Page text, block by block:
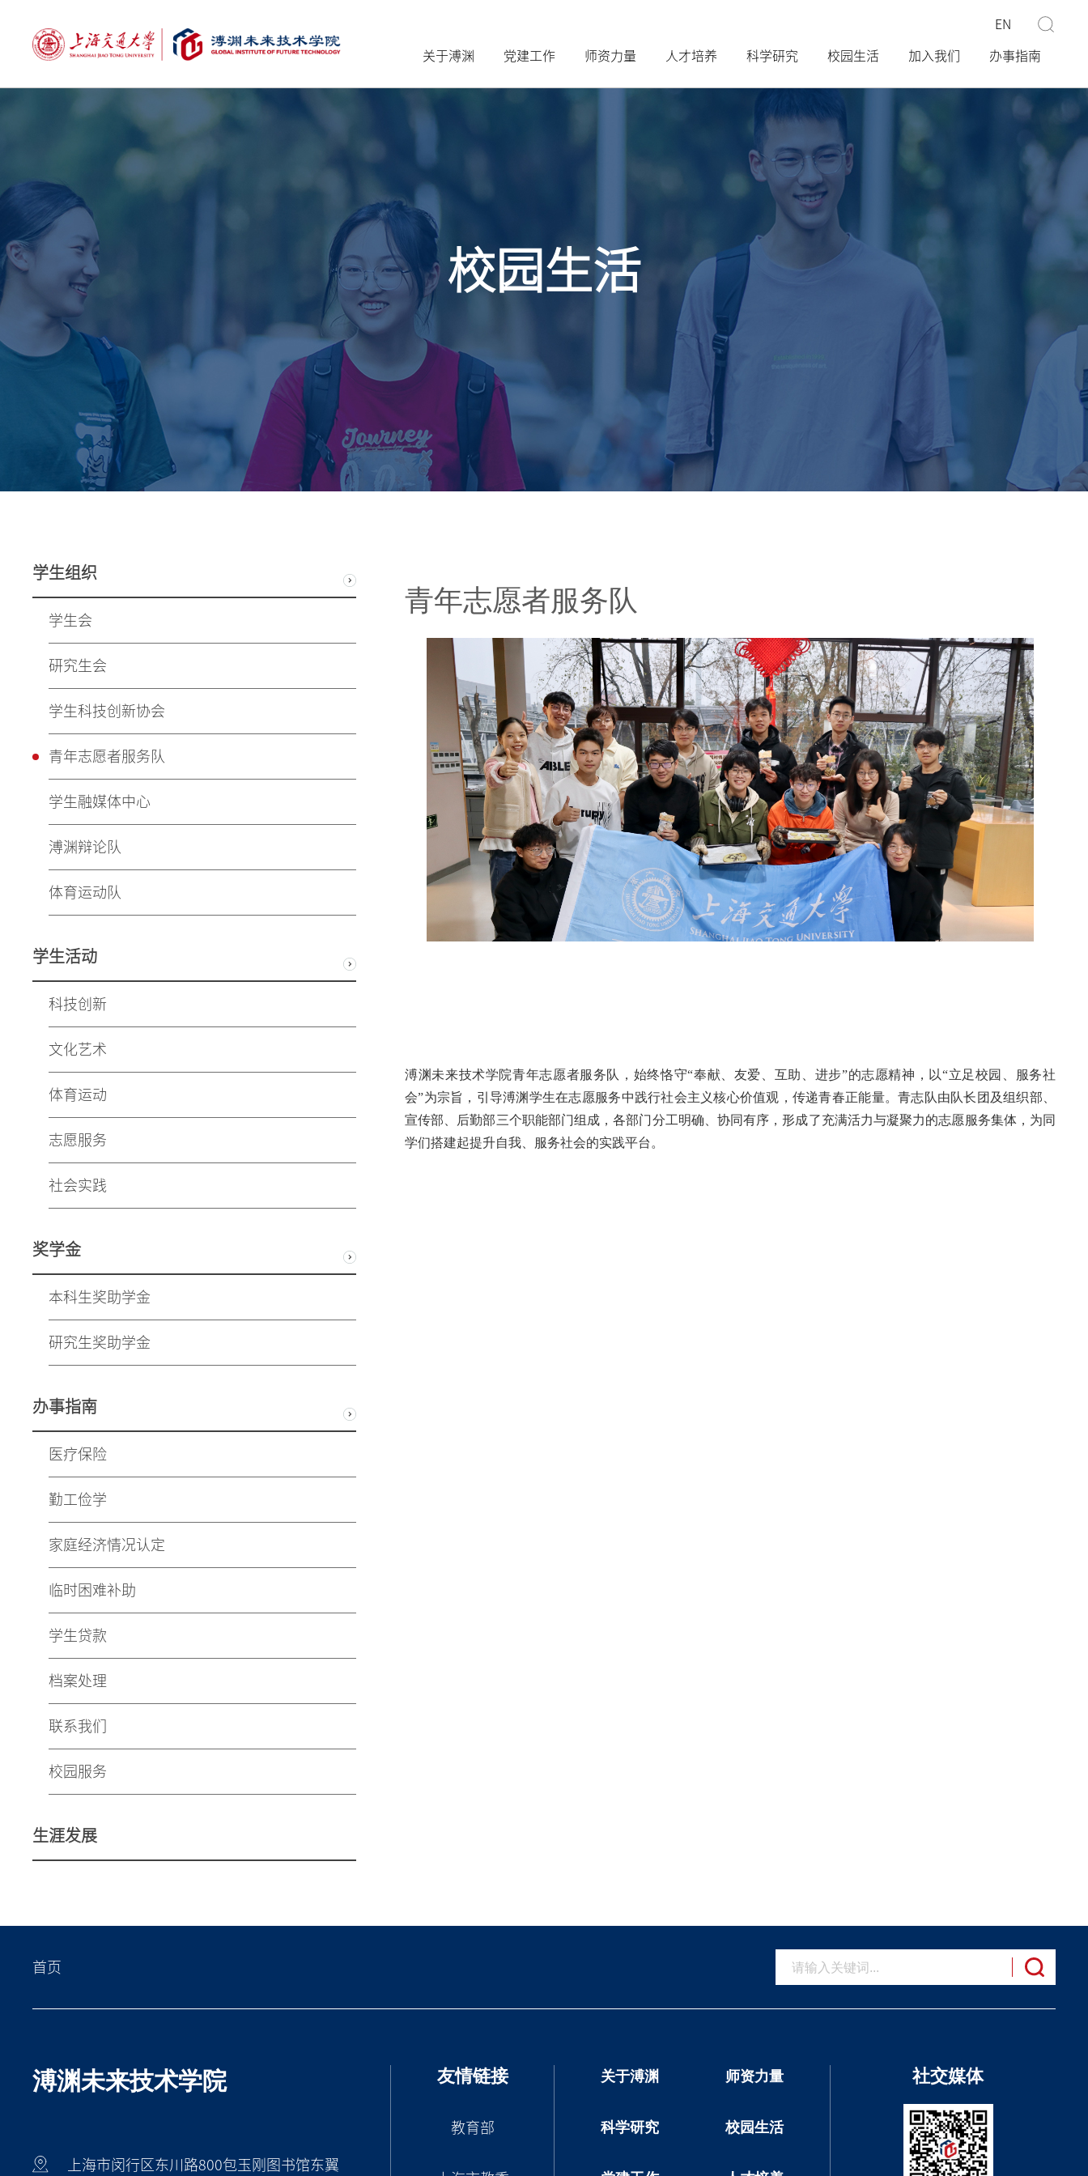
EN
关于溥渊 党建工作 师资力量 人才培养 科学研究 校园生活 加入我们 办事指南
校园生活
学生组织
学生会
研究生会
学生科技创新协会
青年志愿者服务队
学生融媒体中心
溥渊辩论队
体育运动队
学生活动
科技创新
文化艺术
体育运动
志愿服务
社会实践
奖学金
本科生奖助学金
研究生奖助学金
办事指南
医疗保险
勤工俭学
家庭经济情况认定
临时困难补助
学生贷款
档案处理
联系我们
校园服务
生涯发展
青年志愿者服务队
溥渊未来技术学院青年志愿者服务队，始终恪守“奉献、友爱、互助、进步”的志愿精神，以“立足校园、服务社
会”为宗旨，引导溥渊学生在志愿服务中践行社会主义核心价值观，传递青春正能量。青志队由队长团及组织部、
宣传部、后勤部三个职能部门组成，各部门分工明确、协同有序，形成了充满活力与凝聚力的志愿服务集体，为同
学们搭建起提升自我、服务社会的实践平台。
首页
溥渊未来技术学院
上海市闵行区东川路800包玉刚图书馆东翼
友情链接
教育部
关于溥渊 师资力量
科学研究 校园生活
社交媒体